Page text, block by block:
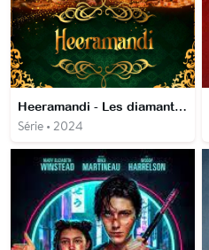
Heeramandi - Les diamants de la cour
Série • 2024